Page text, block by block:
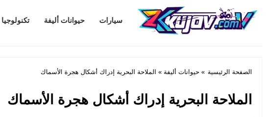
Kujov.com سيارات حيوانات أليفة تكنولوجيا
الصفحة الرئيسية » حيوانات أليفة » الملاحة البحرية إدراك أشكال هجرة الأسماك
الملاحة البحرية إدراك أشكال هجرة الأسماك